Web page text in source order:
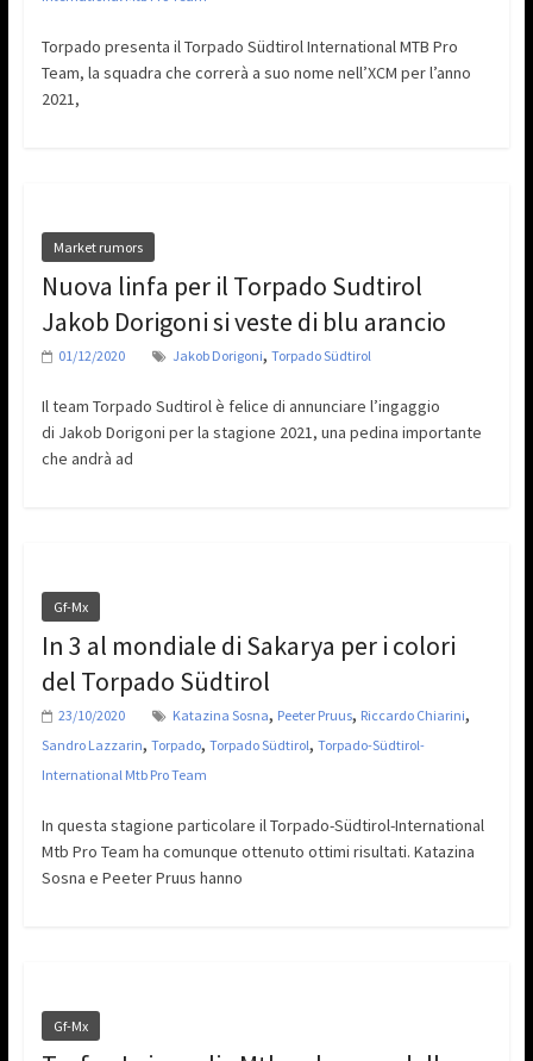
Torpado presenta il Torpado Südtirol International MTB Pro
Team, la squadra che correrà a suo nome nell’XCM per l’anno
2021,
Market rumors
Nuova linfa per il Torpado Sudtirol
Jakob Dorigoni si veste di blu arancio
01/12/2020 Jakob Dorigoni, Torpado Südtirol
Il team Torpado Sudtirol è felice di annunciare l’ingaggio
di Jakob Dorigoni per la stagione 2021, una pedina importante
che andrà ad
Gf-Mx
In 3 al mondiale di Sakarya per i colori
del Torpado Südtirol
23/10/2020 Katazina Sosna, Peeter Pruus, Riccardo Chiarini,
Sandro Lazzarin, Torpado, Torpado Südtirol, Torpado-Südtirol-
International Mtb Pro Team
In questa stagione particolare il Torpado-Südtirol-International
Mtb Pro Team ha comunque ottenuto ottimi risultati. Katazina
Sosna e Peeter Pruus hanno
Gf-Mx